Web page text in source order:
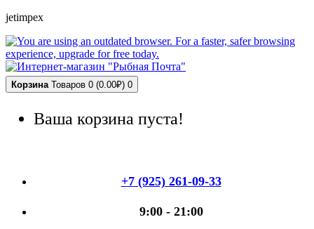
jetimpex
Корзина Товаров 0 (0.00₽) 0
Ваша корзина пуста!
+7 (925) 261-09-33
9:00 - 21:00